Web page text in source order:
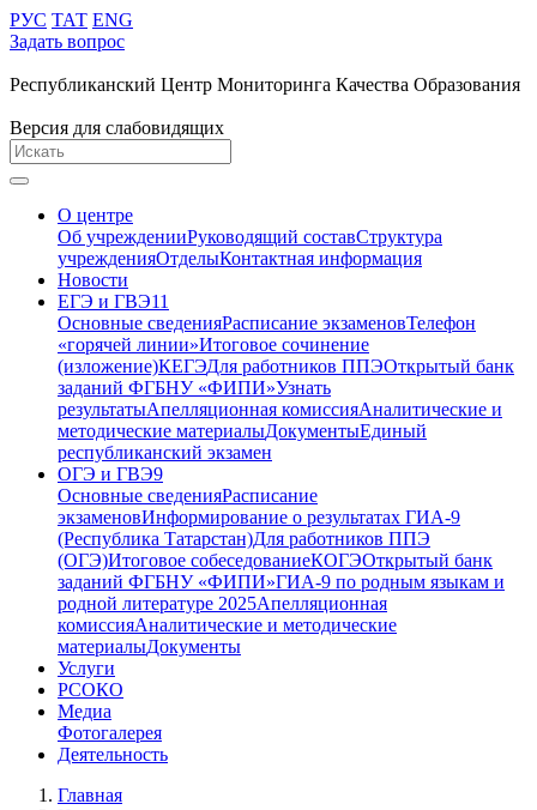
РУС ТАТ ENG
Задать вопрос
Республиканский Центр Мониторинга Качества Образования
Версия для слабовидящих
О центре
Об учрежденииРуководящий составСтруктура
учрежденияОтделыКонтактная информация
Новости
ЕГЭ и ГВЭ11
Основные сведенияРасписание экзаменовТелефон
«горячей линии»Итоговое сочинение
(изложение)КЕГЭДля работников ППЭОткрытый банк
заданий ФГБНУ «ФИПИ»Узнать
результатыАпелляционная комиссияАналитические и
методические материалыДокументыЕдиный
республиканский экзамен
ОГЭ и ГВЭ9
Основные сведенияРасписание
экзаменовИнформирование о результатах ГИА-9
(Республика Татарстан)Для работников ППЭ
(ОГЭ)Итоговое собеседованиеКОГЭОткрытый банк
заданий ФГБНУ «ФИПИ»ГИА-9 по родным языкам и
родной литературе 2025Апелляционная
комиссияАналитические и методические
материалыДокументы
Услуги
РСОКО
Медиа
Фотогалерея
Деятельность
Главная